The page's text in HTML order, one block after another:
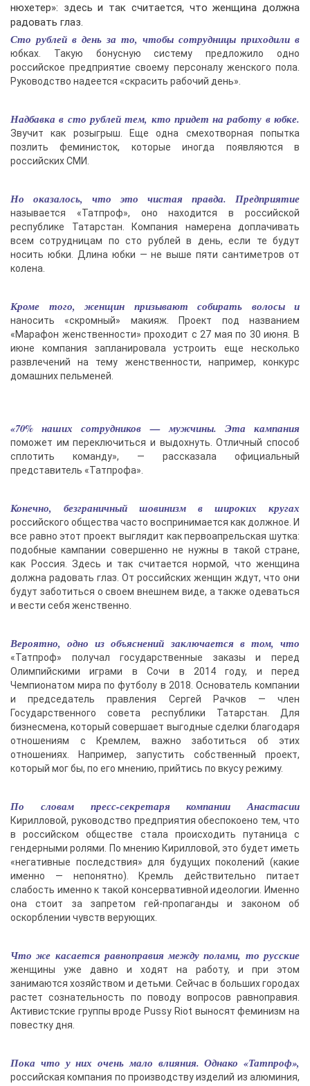
нюхетер»: здесь и так считается, что женщина должна
радовать глаз.
Сто рублей в день за то, чтобы сотрудницы приходили в
юбках. Такую бонусную систему предложило одно
российское предприятие своему персоналу женского пола.
Руководство надеется «скрасить рабочий день».
Надбавка в сто рублей тем, кто придет на работу в юбке.
Звучит как розыгрыш. Еще одна смехотворная попытка
позлить феминисток, которые иногда появляются в
российских СМИ.
Но оказалось, что это чистая правда. Предприятие
называется «Татпроф», оно находится в российской
республике Татарстан. Компания намерена доплачивать
всем сотрудницам по сто рублей в день, если те будут
носить юбки. Длина юбки — не выше пяти сантиметров от
колена.
Кроме того, женщин призывают собирать волосы и
наносить «скромный» макияж. Проект под названием
«Марафон женственности» проходит с 27 мая по 30 июня. В
июне компания запланировала устроить еще несколько
развлечений на тему женственности, например, конкурс
домашних пельменей.
«70% наших сотрудников — мужчины. Эта кампания
поможет им переключиться и выдохнуть. Отличный способ
сплотить команду», — рассказала официальный
представитель «Татпрофа».
Конечно, безграничный шовинизм в широких кругах
российского общества часто воспринимается как должное. И
все равно этот проект выглядит как первоапрельская шутка:
подобные кампании совершенно не нужны в такой стране,
как Россия. Здесь и так считается нормой, что женщина
должна радовать глаз. От российских женщин ждут, что они
будут заботиться о своем внешнем виде, а также одеваться
и вести себя женственно.
Вероятно, одно из объяснений заключается в том, что
«Татпроф» получал государственные заказы и перед
Олимпийскими играми в Сочи в 2014 году, и перед
Чемпионатом мира по футболу в 2018. Основатель компании
и председатель правления Сергей Рачков — член
Государственного совета республики Татарстан. Для
бизнесмена, который совершает выгодные сделки благодаря
отношениям с Кремлем, важно заботиться об этих
отношениях. Например, запустить собственный проект,
который мог бы, по его мнению, прийтись по вкусу режиму.
По словам пресс-секретаря компании Анастасии
Кирилловой, руководство предприятия обеспокоено тем, что
в российском обществе стала происходить путаница с
гендерными ролями. По мнению Кирилловой, это будет иметь
«негативные последствия» для будущих поколений (какие
именно — непонятно). Кремль действительно питает
слабость именно к такой консервативной идеологии. Именно
она стоит за запретом гей-пропаганды и законом об
оскорблении чувств верующих.
Что же касается равноправия между полами, то русские
женщины уже давно и ходят на работу, и при этом
занимаются хозяйством и детьми. Сейчас в больших городах
растет сознательность по поводу вопросов равноправия.
Активистские группы вроде Pussy Riot выносят феминизм на
повестку дня.
Пока что у них очень мало влияния. Однако «Татпроф»,
российская компания по производству изделий из алюминия,